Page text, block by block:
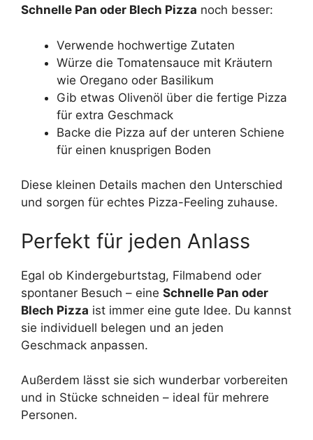
Schnelle Pan oder Blech Pizza noch besser:
Verwende hochwertige Zutaten
Würze die Tomatensauce mit Kräutern
wie Oregano oder Basilikum
Gib etwas Olivenöl über die fertige Pizza
für extra Geschmack
Backe die Pizza auf der unteren Schiene
für einen knusprigen Boden
Diese kleinen Details machen den Unterschied
und sorgen für echtes Pizza-Feeling zuhause.
Perfekt für jeden Anlass
Egal ob Kindergeburtstag, Filmabend oder
spontaner Besuch – eine Schnelle Pan oder
Blech Pizza ist immer eine gute Idee. Du kannst
sie individuell belegen und an jeden
Geschmack anpassen.
Außerdem lässt sie sich wunderbar vorbereiten
und in Stücke schneiden – ideal für mehrere
Personen.